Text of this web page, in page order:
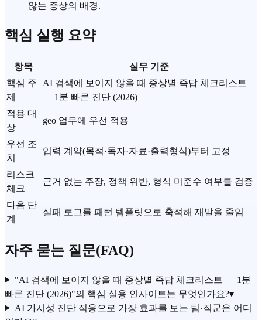
않는 증상의 배경.
핵심 실행 요약
항목
실무 기준
핵심 주
제
AI 검색에 보이지 않을 때 증상별 즉답 체크리스트
— 1분 빠른 진단 (2026)
적용 대
상
geo 업무에 우선 적용
우선 조
치
입력 계약(목적·독자·자료·출력형식)부터 고정
리스크
체크
근거 없는 주장, 정책 위반, 형식 미준수 여부를 검증
다음 단
계
실패 로그를 패턴 템플릿으로 축적해 재발을 줄임
자주 묻는 질문(FAQ)
"AI 검색에 보이지 않을 때 증상별 즉답 체크리스트 — 1분
빠른 진단 (2026)"의 핵심 실용 인사이트는 무엇인가요?▾
AI 가시성 진단 적용으로 가장 효과를 보는 팀·직군은 어디